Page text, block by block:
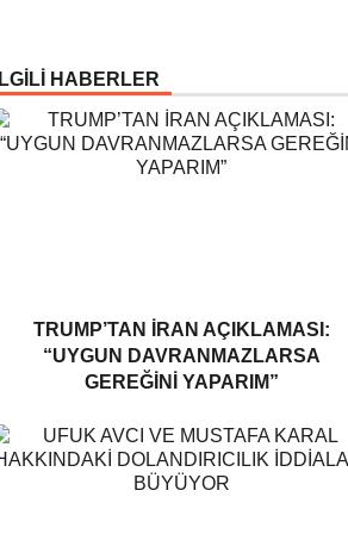
İLGİLİ HABERLER
TRUMP’TAN İRAN AÇIKLAMASI:
“UYGUN DAVRANMAZLARSA
GEREĞINI YAPARIM”